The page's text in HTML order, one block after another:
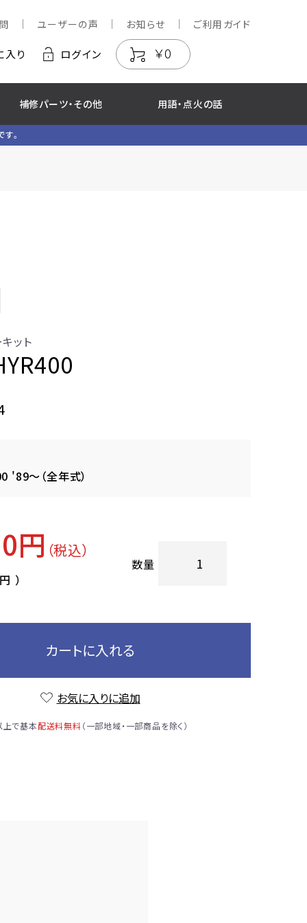
ユーザーの声 お知らせ ご利用ガイド
入り ログイン ￥0
補修パーツ・その他 用語・点火の話
。
ット
'89～（全年式）
円 （税込）
）
数量
カートに入れる
お気に入りに追加
上で基本配送料無料（一部地域・一部商品を除く）